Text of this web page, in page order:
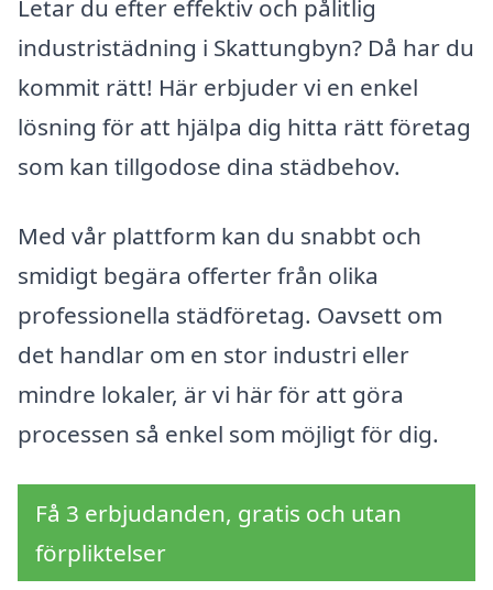
Letar du efter effektiv och pålitlig
industristädning i Skattungbyn? Då har du
kommit rätt! Här erbjuder vi en enkel
lösning för att hjälpa dig hitta rätt företag
som kan tillgodose dina städbehov.
Med vår plattform kan du snabbt och
smidigt begära offerter från olika
professionella städföretag. Oavsett om
det handlar om en stor industri eller
mindre lokaler, är vi här för att göra
processen så enkel som möjligt för dig.
Få 3 erbjudanden, gratis och utan
förpliktelser